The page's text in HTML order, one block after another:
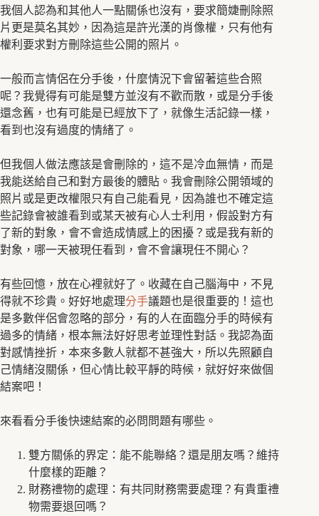
我個人認為和其他人一點關係也沒有，要求簡婕刪除照
片更是莫名其妙，因為這是許光漢的肖像權，只有他有
權利要求對方刪除這些公開的照片。
一般而言情侶在分手後，什麼情況下會留著這些合照
呢？我覺得有可能是雙方並沒有不歡而散，或是分手後
還念舊，也有可能是已經放下了，就像生活記錄一樣，
看到也沒有過度的情緒了。
但我個人做法應該是會刪除的，這不是冷血無情，而是
我能送給自己和對方最後的體貼。我會刪除公開領域的
照片或是更改權限只有自己能看見，因為誰也不確定這
些記錄會被誰看到或某天被有心人士利用，假設對方有
了新的對象，會不會造成情感上的困擾？或是我有新的
對象，哪一天被現任看到，會不會讓現任不開心？
有些回憶，放在心裡就好了。收藏在自己腦海中，不見
得就不珍貴。好好地處理分手議題也是很重要的！這也
是多數伴侶會忽略的部分，有的人在面臨分手的時候有
過多的情緒，根本無法好好思考並理性對話。我認為面
對感情挫折，本來多數人就都不甚強大，所以先照顧自
己情緒沒關係，但心情比較平靜的時候，就好好來做個
結案吧！
來看看分手後快速結案的必問問題有哪些。
雙方關係的界定：能不能聯絡？還是朋友嗎？維持
什麼樣的距離？
財務禮物的處理：有共同財務需要處理？有貴重禮
物需要退回嗎？